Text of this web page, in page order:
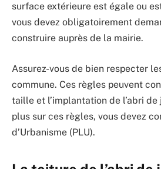
surface extérieure est égale ou
vous devez obligatoirement
construire auprès de la mairie.
Assurez-vous de bien respecter
commune. Ces règles peuvent
taille et l’implantation de l’abri de
plus sur ces règles, vous devez
d’Urbanisme (PLU).